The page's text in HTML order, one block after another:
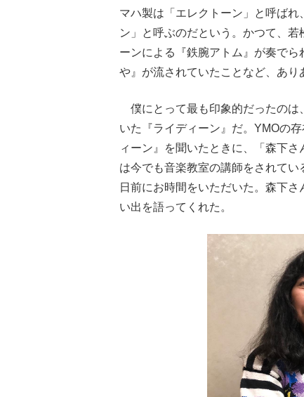
マハ製は「エレクトーン」と呼ば
ン」と呼ぶのだという。かつて、
ーンによる『鉄腕アトム』が奏で
や』が流されていたことなど、あり
僕にとって最も印象的だったのは
いた『ライディーン』だ。YMOの
ィーン』を聞いたときに、「森下
は今でも音楽教室の講師をされて
日前にお時間をいただいた。森下
い出を語ってくれた。